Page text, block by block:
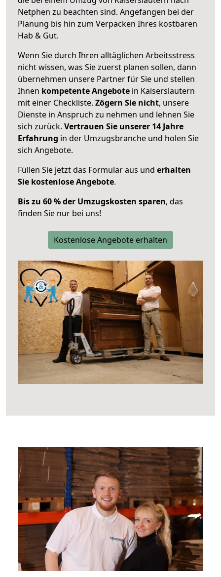
Netphen zu beachten sind. Angefangen bei der
Planung bis hin zum Verpacken Ihres kostbaren
Hab & Gut.
Wenn Sie durch Ihren alltäglichen Arbeitsstress
nicht wissen, was Sie zuerst planen sollen, dann
übernehmen unsere Partner für Sie und stellen
Ihnen kompetente Angebote in Kaiserslautern
mit einer Checkliste. Zögern Sie nicht, unsere
Dienste in Anspruch zu nehmen und lehnen Sie
sich zurück. Vertrauen Sie unserer 14 Jahre
Erfahrung in der Umzugsbranche und holen Sie
sich Angebote.
Füllen Sie jetzt das Formular aus und erhalten
Sie kostenlose Angebote.
Bis zu 60 % der Umzugskosten sparen, das
finden Sie nur bei uns!
Kostenlose Angebote erhalten